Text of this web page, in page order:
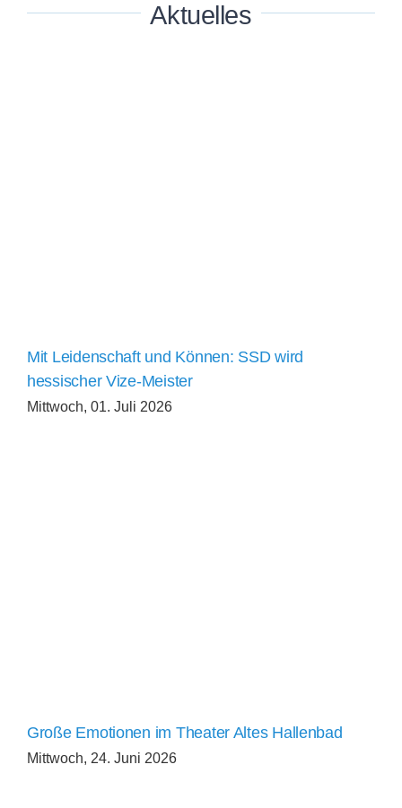
Aktuelles
Mit Leidenschaft und Können: SSD wird
hessischer Vize-Meister
Mittwoch, 01. Juli 2026
Große Emotionen im Theater Altes Hallenbad
Mittwoch, 24. Juni 2026